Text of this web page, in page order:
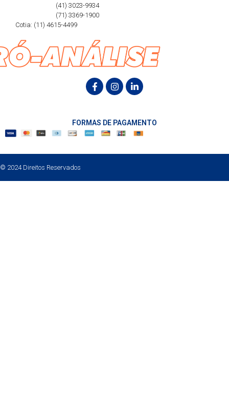
(41) 3023-9934
(71) 3369-1900
Cotia: (11) 4615-4499
FORMAS DE PAGAMENTO
© 2024 Direitos Reservados